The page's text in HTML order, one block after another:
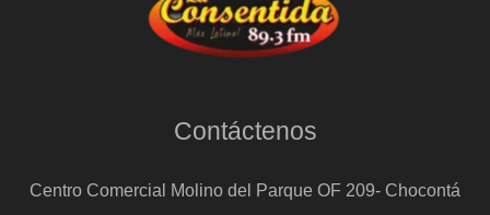
Contáctenos
Centro Comercial Molino del Parque OF 209- Chocontá